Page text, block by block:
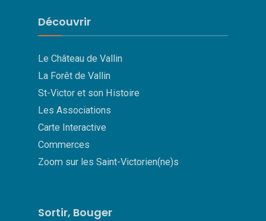
Découvrir
Le Château de Vallin
La Forêt de Vallin
St-Victor et son Histoire
Les Associations
Carte Interactive
Commerces
Zoom sur les Saint-Victorien(ne)s
Sortir, Bouger